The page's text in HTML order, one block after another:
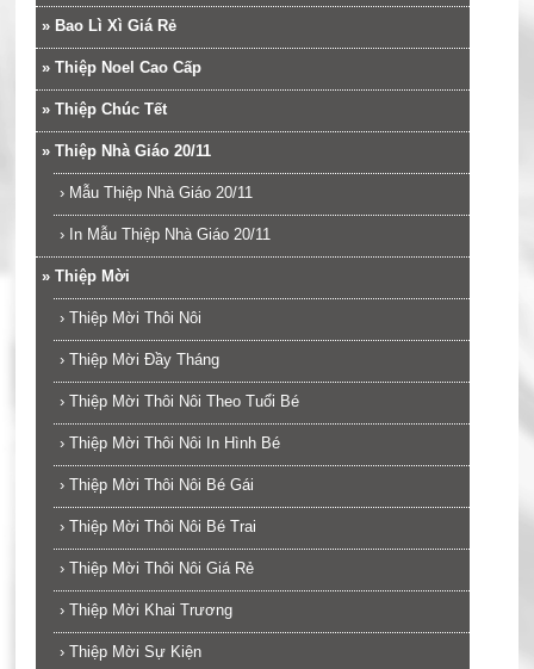
» Bao Lì Xì Giá Rẻ
» Thiệp Noel Cao Cấp
» Thiệp Chúc Tết
» Thiệp Nhà Giáo 20/11
› Mẫu Thiệp Nhà Giáo 20/11
› In Mẫu Thiệp Nhà Giáo 20/11
» Thiệp Mời
› Thiệp Mời Thôi Nôi
› Thiệp Mời Đầy Tháng
› Thiệp Mời Thôi Nôi Theo Tuổi Bé
› Thiệp Mời Thôi Nôi In Hình Bé
› Thiệp Mời Thôi Nôi Bé Gái
› Thiệp Mời Thôi Nôi Bé Trai
› Thiệp Mời Thôi Nôi Giá Rẻ
› Thiệp Mời Khai Trương
› Thiệp Mời Sự Kiện